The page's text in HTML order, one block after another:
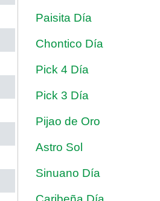
Paisita Día
Chontico Día
Pick 4 Día
Pick 3 Día
Pijao de Oro
Astro Sol
Sinuano Día